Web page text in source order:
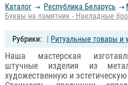
Каталог Республика Беларусь
Буквы на памятник - Накладные
| Ритуальные товары и
Наша мастерская
штучные изделия из
художественную и